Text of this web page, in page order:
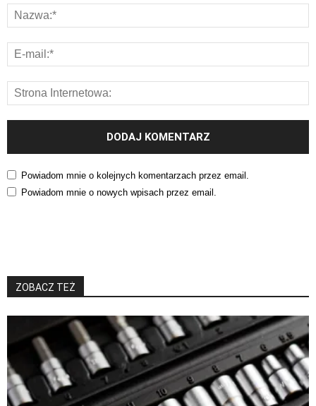
Powiadom mnie o kolejnych komentarzach przez email.
Powiadom mnie o nowych wpisach przez email.
ZOBACZ TEŻ